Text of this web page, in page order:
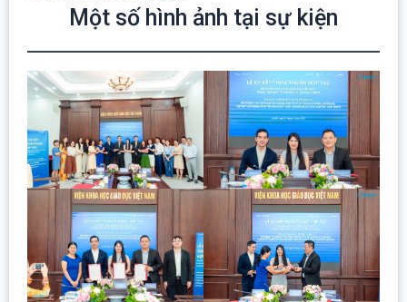
Một số hình ảnh tại sự kiện